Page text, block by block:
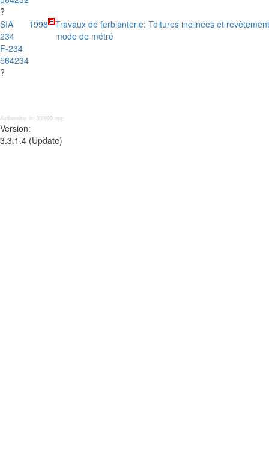
?
SIA
234
F-234
564234
?
1998
Travaux de ferblanterie: Toitures inclinées et
mode de métré
Aufbereitet in: 33’699 ms;
Version:
3.3.1.4 (Update)